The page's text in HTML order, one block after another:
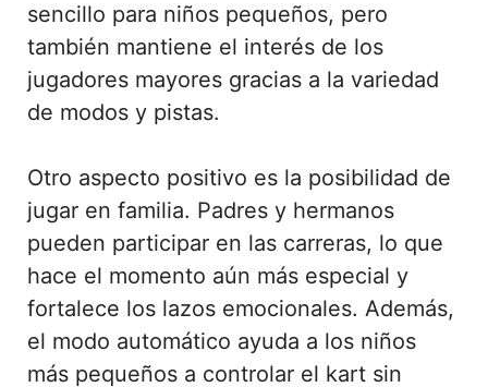
sencillo para niños pequeños, pero
también mantiene el interés de los
jugadores mayores gracias a la variedad
de modos y pistas.
Otro aspecto positivo es la posibilidad de
jugar en familia. Padres y hermanos
pueden participar en las carreras, lo que
hace el momento aún más especial y
fortalece los lazos emocionales. Además,
el modo automático ayuda a los niños
más pequeños a controlar el kart sin